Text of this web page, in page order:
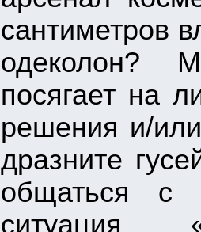
сантиметров
одеколон?
посягает на
решения и/
дразните
общаться с